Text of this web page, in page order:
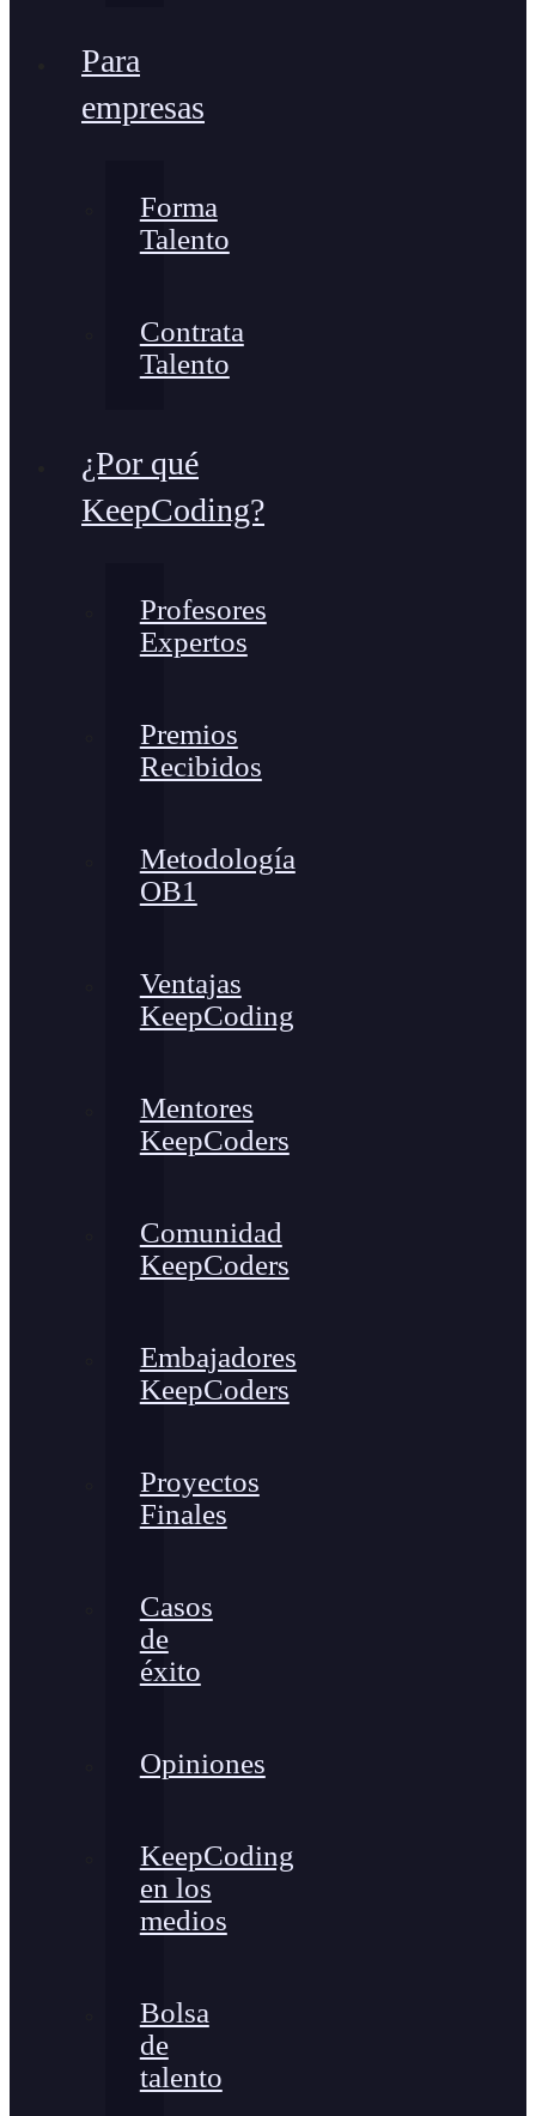
Para
empresas
Forma
Talento
Contrata
Talento
¿Por qué
KeepCoding?
Profesores
Expertos
Premios
Recibidos
Metodología
OB1
Ventajas
KeepCoding
Mentores
KeepCoders
Comunidad
KeepCoders
Embajadores
KeepCoders
Proyectos
Finales
Casos
de
éxito
Opiniones
KeepCoding
en los
medios
Bolsa
de
talento